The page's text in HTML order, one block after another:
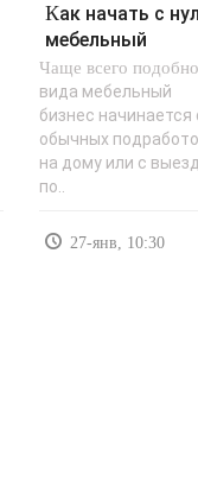
Как начать с нуля
мебельный
бизнес? -
«Заработок в..
Чаще всего
вида мебельный
бизнес начинается
обычных
на дому или с
по..
27-янв, 10:30